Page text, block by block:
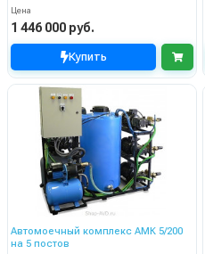
Цена
1 446 000 руб.
Купить
Автомоечный комплекс АМК 5/200
на 5 постов